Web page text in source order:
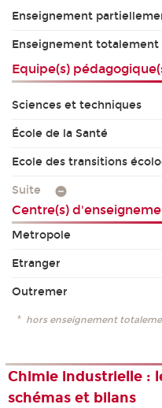
Enseignement
Enseignement totalement
Equipe(s)
Sciences et techniques
École de la Santé
Ecole des transitions
Suite
Centre(s)
Metropole
Etranger
Outremer
* hors enseignement
Chimie industrielle :
schémas et bilans